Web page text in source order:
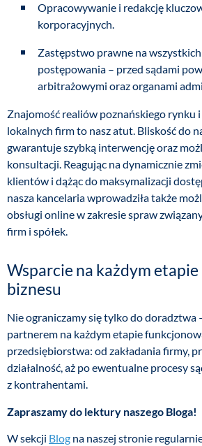
Opracowywanie i redakcję
korporacyjnych.
Zastępstwo prawne na
postępowania – przed sądami
arbitrażowymi oraz organami
Znajomość realiów poznańskiego rynku
lokalnych firm to nasz atut. Bliskość do
gwarantuje szybką interwencję oraz
konsultacji. Reagując na dynamicznie
klientów i dążąc do maksymalizacji
nasza kancelaria wprowadziła także
obsługi online w zakresie spraw
firm i spółek.
Wsparcie na każdym
biznesu
Nie ograniczamy się tylko do doradztwa
partnerem na każdym etapie
przedsiębiorstwa: od zakładania firmy,
działalność, aż po ewentualne procesy
z kontrahentami.
Zapraszamy do lektury naszego Bloga!
W sekcji Blog na naszej stronie